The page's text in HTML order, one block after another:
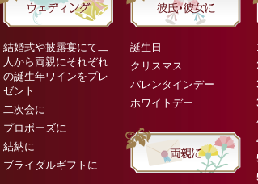
結婚式や披露宴にて二
人から両親にそれぞれ
の誕生年ワインをプレ
ゼント
二次会に
プロポーズに
結納に
ブライダルギフトに
誕生日
クリスマス
バレンタインデー
ホワイトデー